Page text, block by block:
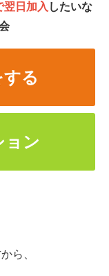
翌日加入 したいな
る
ョン
ら、